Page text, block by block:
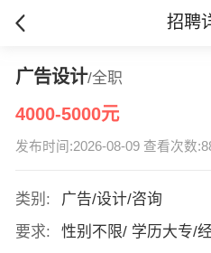
招聘
广告设计/全职
4000-5000元
发布时间:2026-08-09 查看次数
类别:
广告/设计/咨询
要求:
性别不限/ 学历大专/